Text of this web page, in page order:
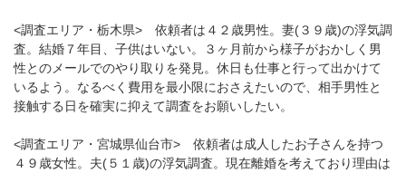
<調査エリア・栃木県> 依頼者は４２歳男性。妻(３９歳)の浮気調
査。結婚７年目、子供はいない。３ヶ月前から様子がおかしく男
性とのメールでのやり取りを発見。休日も仕事と行って出かけて
いるよう。なるべく費用を最小限におさえたいので、相手男性と
接触する日を確実に抑えて調査をお願いしたい。
<調査エリア・宮城県仙台市> 依頼者は成人したお子さんを持つ
４９歳女性。夫(５１歳)の浮気調査。現在離婚を考えており理由は